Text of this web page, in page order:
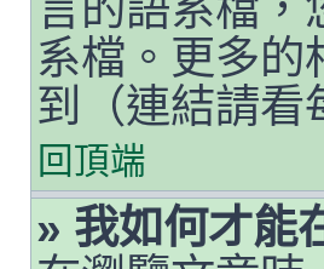
系檔。更多的
到（連結請看
回頂端
» 我如何才能